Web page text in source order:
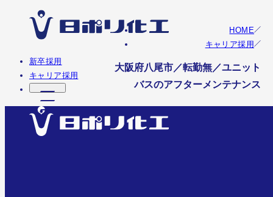
新卒採用
キャリア採用
HOME
キャリア採用
大阪府八尾市／転勤無／ユニット
バスのアフターメンテナンス